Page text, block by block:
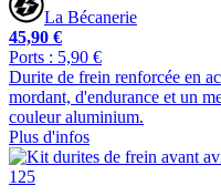
La Bécanerie
45,90 €
Ports : 5,90 €
Durite de frein renforcée en
mordant, d'endurance et un
couleur aluminium.
Plus d'infos